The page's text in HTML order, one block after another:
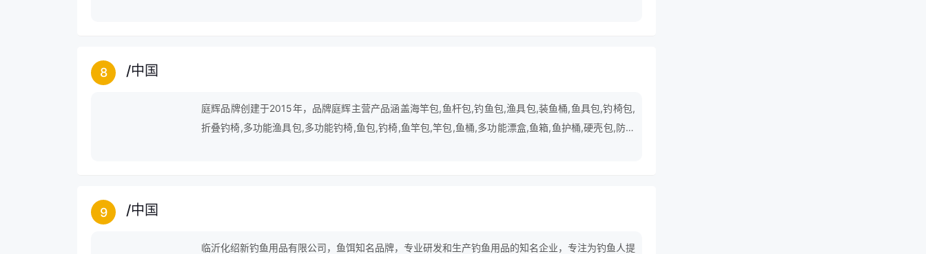
8 /中国
庭辉品牌创建于2015年，品牌庭辉主营产品涵盖海竿包,鱼杆包,钓鱼包,渔具包,装鱼桶,鱼具包,钓椅包,
折叠钓椅,多功能渔具包,多功能钓椅,鱼包,钓椅,鱼竿包,竿包,鱼桶,多功能漂盒,鱼箱,鱼护桶,硬壳包,防水
9 /中国
临沂化绍新钓鱼用品有限公司，鱼饵知名品牌，专业研发和生产钓鱼用品的知名企业，专注为钓鱼人提